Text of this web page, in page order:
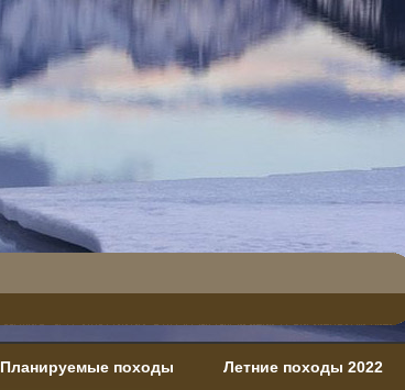
Планируемые походы Летние походы 2022